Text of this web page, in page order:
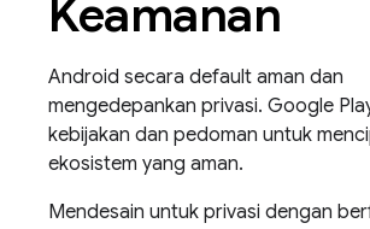
Keamanan
Android secara default aman dan
mengedepankan privasi. Google
kebijakan dan pedoman untuk
ekosistem yang aman.
Mendesain untuk privasi dengan